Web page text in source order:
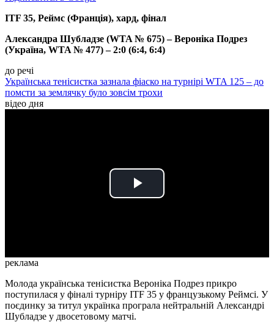
ITF 35, Реймс (Франція), хард, фінал
Александра Шубладзе (WTA № 675) – Вероніка Подрез
(Україна, WTA № 477) – 2:0 (6:4, 6:4)
до речі
Українська тенісистка зазнала фіаско на турнірі WTA 125 – до
помсти за землячку було зовсім трохи
відео дня
Play
реклама
Молода українська тенісистка Вероніка Подрез прикро
поступилася у фіналі турніру ITF 35 у французькому Реймсі. У
поєдинку за титул українка програла нейтральній Александрі
Шубладзе у двосетовому матчі.